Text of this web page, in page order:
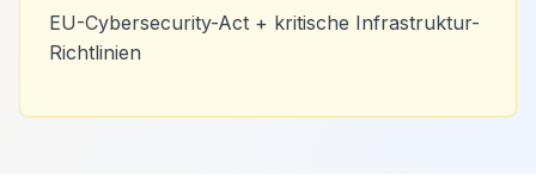
EU-Cybersecurity-Act + kritische Infrastruktur-
Richtlinien